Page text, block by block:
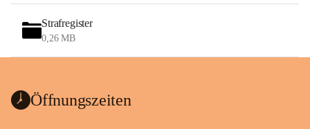
Strafregister
0,26 MB
Öffnungszeiten